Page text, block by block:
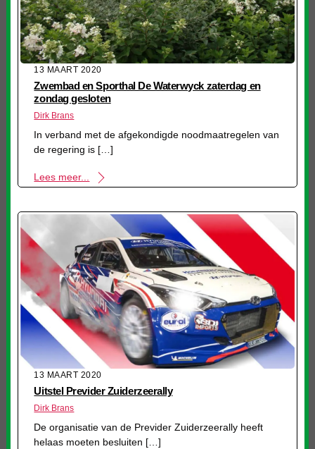
13 MAART 2020
Zwembad en Sporthal De Waterwyck zaterdag en
zondag gesloten
Dirk Brans
In verband met de afgekondigde noodmaatregelen van
de regering is […]
Lees meer...
13 MAART 2020
Uitstel Previder Zuiderzeerally
Dirk Brans
De organisatie van de Previder Zuiderzeerally heeft
helaas moeten besluiten […]